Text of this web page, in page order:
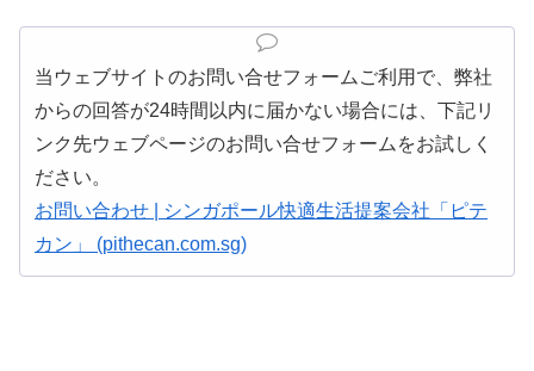
当ウェブサイトのお問い合せフォームご利用で、弊社
からの回答が24時間以内に届かない場合には、下記リ
ンク先ウェブページのお問い合せフォームをお試しく
ださい。
お問い合わせ | シンガポール快適生活提案会社「ピテ
カン」 (pithecan.com.sg)